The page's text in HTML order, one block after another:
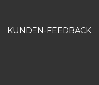
KUNDEN-FEEDBACK